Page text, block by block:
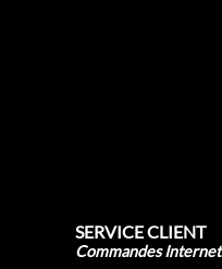
SERVICE CLIENT
Commandes Internet